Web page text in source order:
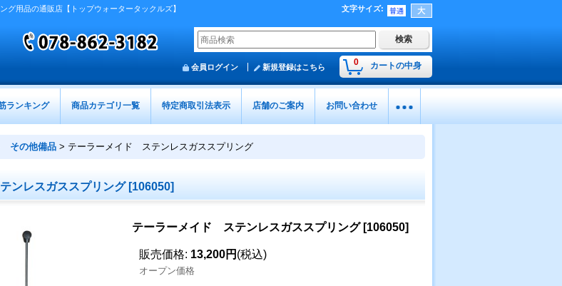
グ用品の通販店【トップウォータータックルズ】
文字サイズ:
0 カートの中身
会員ログイン 新規登録はこちら
ランキング 商品カテゴリ一覧 特定商取引法表示 店舗のご案内 お問い合わせ
その他備品 > テーラーメイド ステンレスガススプリング
ンレスガススプリング [106050]
テーラーメイド ステンレスガススプリング [106050]
販売価格: 13,200円 (税込)
オープン価格